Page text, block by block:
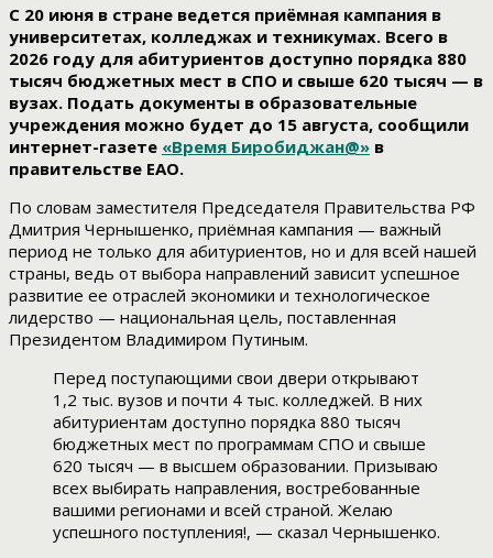
С 20 июня в стране ведется приёмная кампания в
университетах, колледжах и техникумах. Всего в
2026 году для абитуриентов доступно порядка 880
тысяч бюджетных мест в СПО и свыше 620 тысяч — в
вузах. Подать документы в образовательные
учреждения можно будет до 15 августа, сообщили
интернет-газете «Время Биробиджан@» в
правительстве ЕАО.
По словам заместителя Председателя Правительства РФ
Дмитрия Чернышенко, приёмная кампания — важный
период не только для абитуриентов, но и для всей нашей
страны, ведь от выбора направлений зависит успешное
развитие ее отраслей экономики и технологическое
лидерство — национальная цель, поставленная
Президентом Владимиром Путиным.
Перед поступающими свои двери открывают
1,2 тыс. вузов и почти 4 тыс. колледжей. В них
абитуриентам доступно порядка 880 тысяч
бюджетных мест по программам СПО и свыше
620 тысяч — в высшем образовании. Призываю
всех выбирать направления, востребованные
вашими регионами и всей страной. Желаю
успешного поступления!, — сказал Чернышенко.